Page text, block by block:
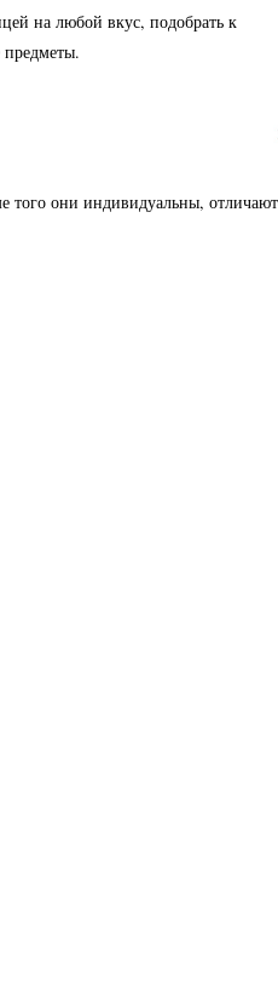
на любой вкус, подобрать к
того они индивидуальны,